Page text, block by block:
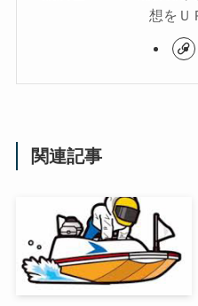
想をＵ
関連記事